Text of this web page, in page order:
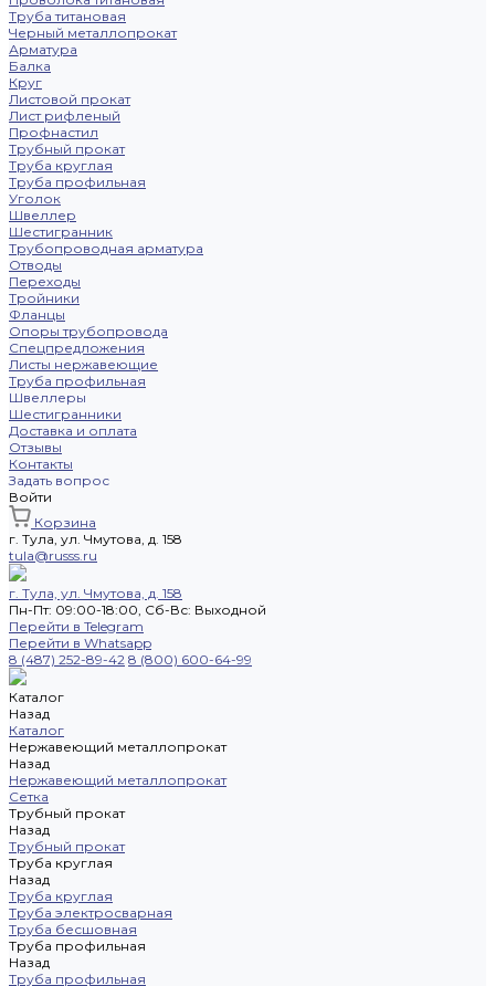
Труба титановая
Черный металлопрокат
Арматура
Балка
Круг
Листовой прокат
Лист рифленый
Профнастил
Трубный прокат
Труба круглая
Труба профильная
Уголок
Швеллер
Шестигранник
Трубопроводная арматура
Отводы
Переходы
Тройники
Фланцы
Опоры трубопровода
Спецпредложения
Листы нержавеющие
Труба профильная
Швеллеры
Шестигранники
Доставка и оплата
Отзывы
Контакты
Задать вопрос
Войти
Корзина
г. Тула, ул. Чмутова, д. 158
tula@russs.ru
г. Тула, ул. Чмутова, д. 158
Пн-Пт: 09:00-18:00, Cб-Вс: Выходной
Перейти в Telegram
Перейти в Whatsapp
8 (487) 252-89-42 8 (800) 600-64-99
Каталог
Назад
Каталог
Нержавеющий металлопрокат
Назад
Нержавеющий металлопрокат
Сетка
Трубный прокат
Назад
Трубный прокат
Труба круглая
Назад
Труба круглая
Труба электросварная
Труба бесшовная
Труба профильная
Назад
Труба профильная